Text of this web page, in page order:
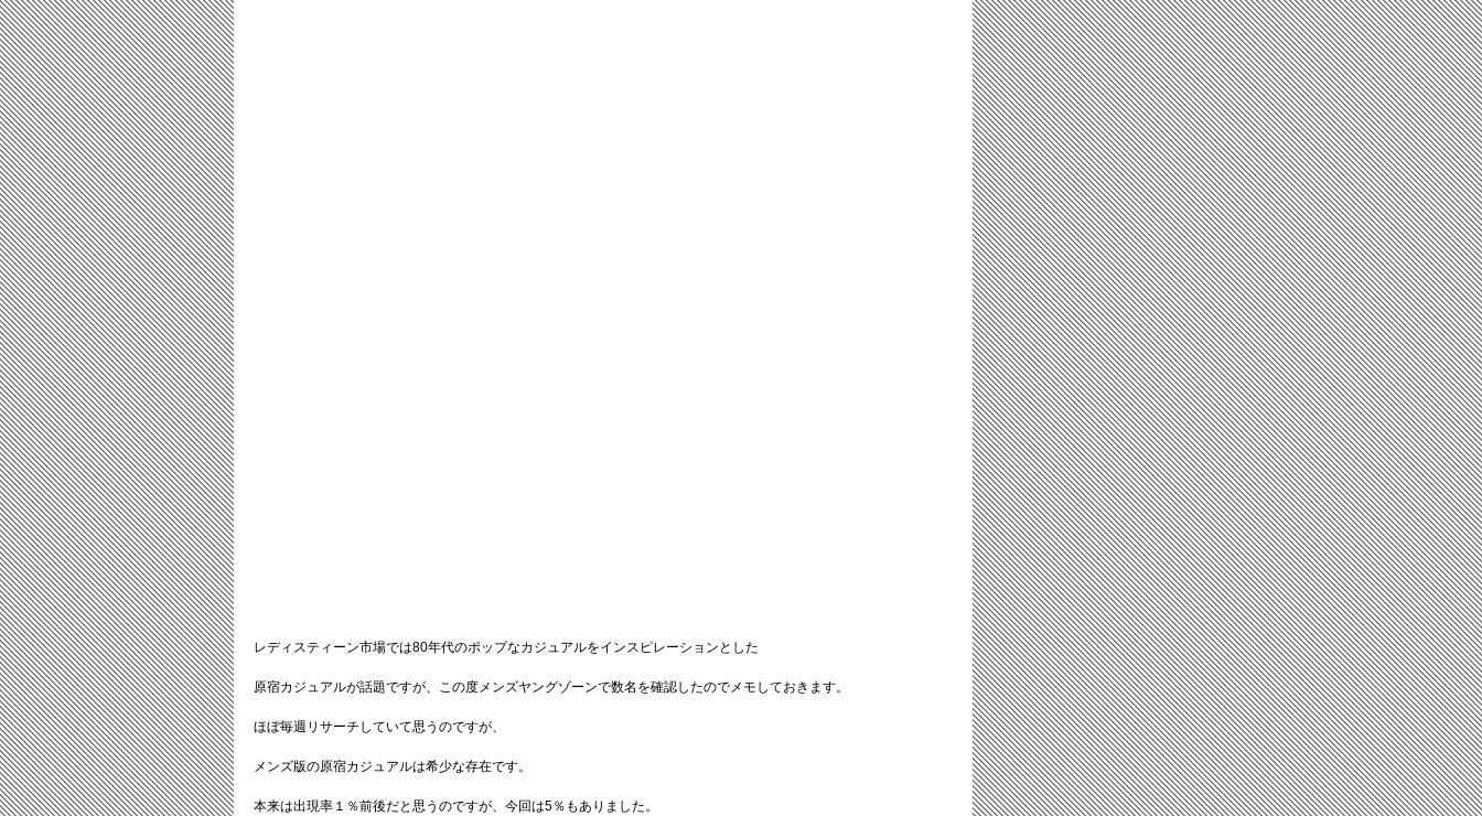
レディスティーン市場では80年代のポップなカジュアルをインスピレーションとした
原宿カジュアルが話題ですが、この度メンズヤングゾーンで数名を確認したのでメモしておきます。
ほぼ毎週リサーチしていて思うのですが、
メンズ版の原宿カジュアルは希少な存在です。
本来は出現率１％前後だと思うのですが、今回は5％もありました。